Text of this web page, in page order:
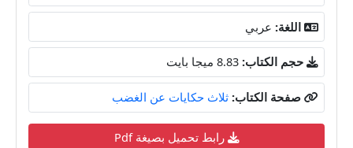
اللغة: عربي
حجم الكتاب: 8.83 ميجا بايت
صفحة الكتاب: ثلاث حكايات عن الغضب
رابط تحميل بصيغة Pdf